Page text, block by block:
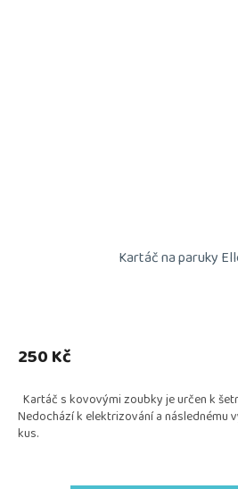
Kartáč na paruky
produktu
je
5
hvězdiček.
250 Kč
Kartáč s kovovými zoubky je určen k
Nedochází k elektrizování a následnému
kus.